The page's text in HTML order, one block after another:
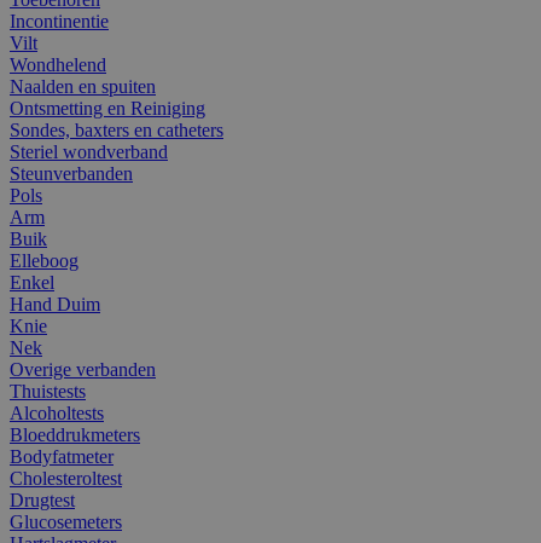
Incontinentie
Vilt
Wondhelend
Naalden en spuiten
Ontsmetting en Reiniging
Sondes, baxters en catheters
Steriel wondverband
Steunverbanden
Pols
Arm
Buik
Elleboog
Enkel
Hand Duim
Knie
Nek
Overige verbanden
Thuistests
Alcoholtests
Bloeddrukmeters
Bodyfatmeter
Cholesteroltest
Drugtest
Glucosemeters